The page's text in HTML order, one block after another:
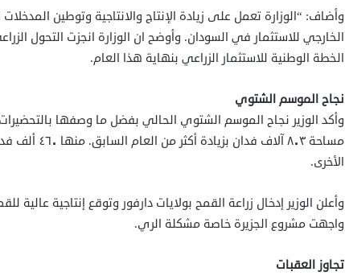
وأضاف: “الوزارة تعمل على زيادة الإنتاج والانتاجية وتوطين
الخارجي للاستثمار في السودان. وأوضح ان الوزارة انجزت التحول
الخطة الوطنية للاستثمار الزراعي بنهاية هذا العام.
نجاح الموسم الشتوي
وأكد الوزير نجاح الموسم الشتوي الحالي بفضل ما وصفها
مساحة ٨٠٣
الأخرى.
وأعلن الوزير إدخال زراعة القمح بولايات دارفور وتوقع إنتاجية
واجهت مشروع الجزيرة خاصة مشكلة الري.
تجاوز العقبات